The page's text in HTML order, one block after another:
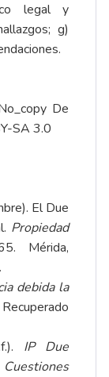
legal y
g)
De
SA 3.0
El Due
Propiedad
Mérida,
debida la
Recuperado
IP Due